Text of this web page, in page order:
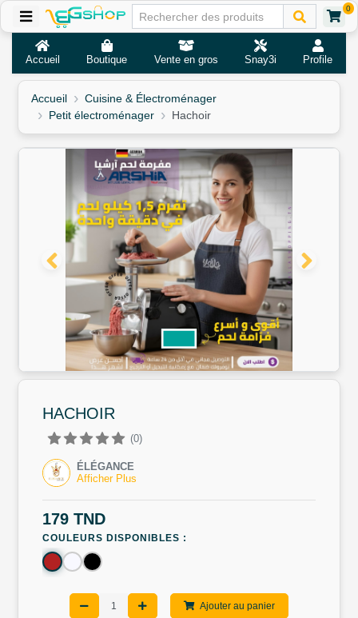
0
Accueil Boutique Vente en gros Snay3i Profile
Accueil
Cuisine & Électroménager
Petit électroménager
Hachoir
HACHOIR
(0)
ÉLÉGANCE
Afficher Plus
179 TND
COULEURS DISPONIBLES :
Ajouter au panier